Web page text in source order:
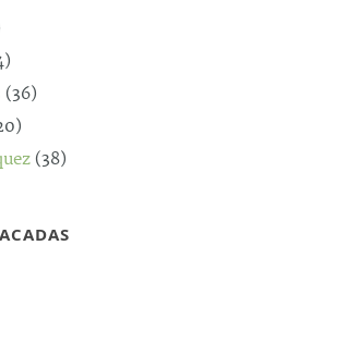
(36)
(38)